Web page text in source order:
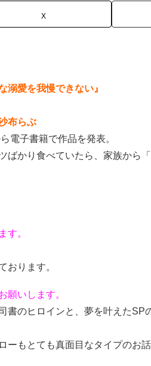
X
溺愛を我慢できない』
布らぶ
電子書籍で作品を発表。
ばかり食べていたら、家族から
す。
おります。
願いします。
書のヒロインと、夢を叶えたSP
ーもとても真面目なタイプのお話